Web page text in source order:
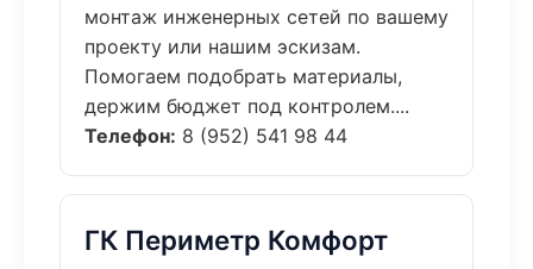
монтаж инженерных сетей по вашему
проекту или нашим эскизам.
Помогаем подобрать материалы,
держим бюджет под контролем....
Телефон: 8 (952) 541 98 44
ГК Периметр Комфорт